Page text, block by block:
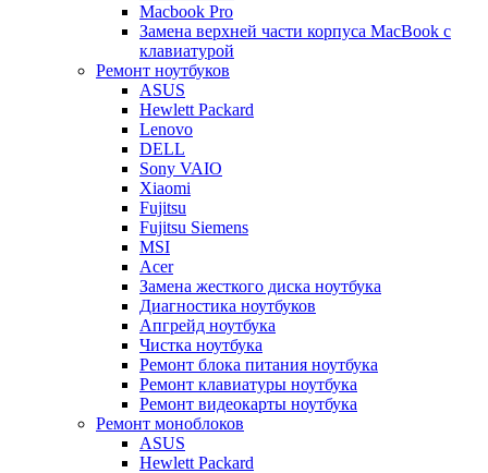
Macbook Pro
Замена верхней части корпуса MacBook с
клавиатурой
Ремонт ноутбуков
ASUS
Hewlett Packard
Lenovo
DELL
Sony VAIO
Xiaomi
Fujitsu
Fujitsu Siemens
MSI
Acer
Замена жесткого диска ноутбука
Диагностика ноутбуков
Апгрейд ноутбука
Чистка ноутбука
Ремонт блока питания ноутбука
Ремонт клавиатуры ноутбука
Ремонт видеокарты ноутбука
Ремонт моноблоков
ASUS
Hewlett Packard